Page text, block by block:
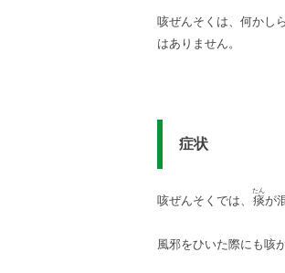
咳ぜんそくは、何かし
はありません。
症状
咳ぜんそくでは、 痰
たん
が
風邪をひいた際にも咳